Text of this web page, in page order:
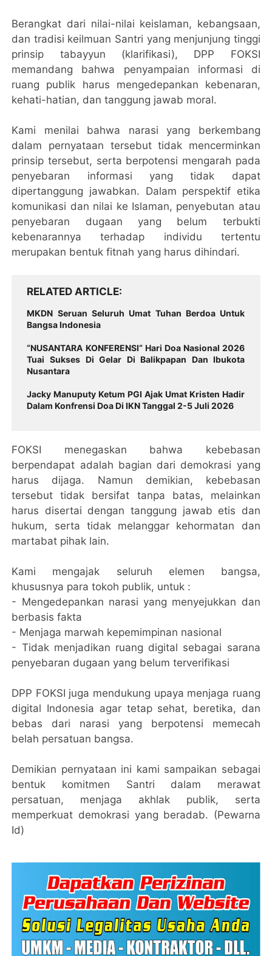
Berangkat dari nilai-nilai keislaman, kebangsaan,
dan tradisi keilmuan Santri yang menjunjung tinggi
prinsip tabayyun (klarifikasi), DPP FOKSI
memandang bahwa penyampaian informasi di
ruang publik harus mengedepankan kebenaran,
kehati-hatian, dan tanggung jawab moral.
Kami menilai bahwa narasi yang berkembang
dalam pernyataan tersebut tidak mencerminkan
prinsip tersebut, serta berpotensi mengarah pada
penyebaran informasi yang tidak dapat
dipertanggung jawabkan. Dalam perspektif etika
komunikasi dan nilai ke Islaman, penyebutan atau
penyebaran dugaan yang belum terbukti
kebenarannya terhadap individu tertentu
merupakan bentuk fitnah yang harus dihindari.
RELATED ARTICLE
MKDN Seruan Seluruh Umat Tuhan Berdoa Untuk
Bangsa Indonesia
“NUSANTARA KONFERENSI“ Hari Doa Nasional 2026
Tuai Sukses Di Gelar Di Balikpapan Dan Ibukota
Nusantara
Jacky Manuputy Ketum PGI Ajak Umat Kristen Hadir
Dalam Konfrensi Doa Di IKN Tanggal 2-5 Juli 2026
FOKSI menegaskan bahwa kebebasan
berpendapat adalah bagian dari demokrasi yang
harus dijaga. Namun demikian, kebebasan
tersebut tidak bersifat tanpa batas, melainkan
harus disertai dengan tanggung jawab etis dan
hukum, serta tidak melanggar kehormatan dan
martabat pihak lain.
Kami mengajak seluruh elemen bangsa,
khususnya para tokoh publik, untuk :
- Mengedepankan narasi yang menyejukkan dan
berbasis fakta
- Menjaga marwah kepemimpinan nasional
- Tidak menjadikan ruang digital sebagai sarana
penyebaran dugaan yang belum terverifikasi
DPP FOKSI juga mendukung upaya menjaga ruang
digital Indonesia agar tetap sehat, beretika, dan
bebas dari narasi yang berpotensi memecah
belah persatuan bangsa.
Demikian pernyataan ini kami sampaikan sebagai
bentuk komitmen Santri dalam merawat
persatuan, menjaga akhlak publik, serta
memperkuat demokrasi yang beradab. (Pewarna
Id)